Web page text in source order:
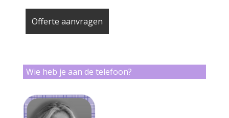
Wie heb je aan de telefoon?